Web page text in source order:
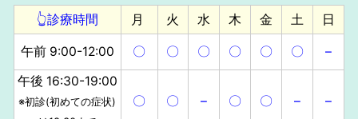
👆診療時間 月 火 水 木 金 土 日
午前 9:00-12:00 〇 〇 〇 〇 〇 〇
–
午後 16:30-19:00
※初診(初めての症状)
〇 〇 – 〇 〇 – –